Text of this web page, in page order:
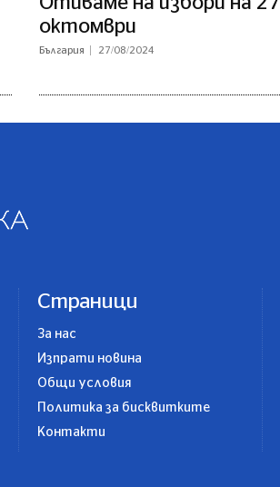
октомври
България 27/08/2024
Страници
За нас
Изпрати новина
Общи условия
Политика за бисквитките
Контакти